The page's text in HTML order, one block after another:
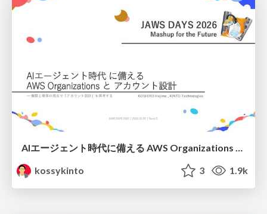
kossykinto
3 1.9k